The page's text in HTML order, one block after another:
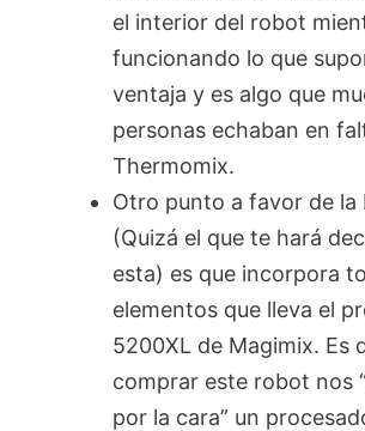
el interior del robot
funcionando lo que
ventaja y es algo que
personas echaban en
Thermomix.
Otro punto a favor de la
(Quizá el que te hará
esta) es que incorpora
elementos que lleva el
5200XL de Magimix. Es
comprar este robot nos
por la cara” un